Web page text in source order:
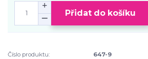
Přidat do košíku
Číslo produktu:
647-9